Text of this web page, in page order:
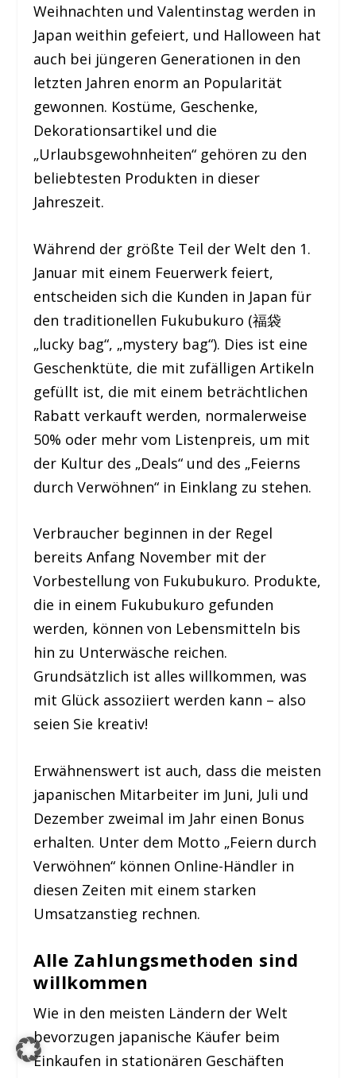
Weihnachten und Valentinstag werden in
Japan weithin gefeiert, und Halloween hat
auch bei jüngeren Generationen in den
letzten Jahren enorm an Popularität
gewonnen. Kostüme, Geschenke,
Dekorationsartikel und die
„Urlaubsgewohnheiten“ gehören zu den
beliebtesten Produkten in dieser
Jahreszeit.
Während der größte Teil der Welt den 1.
Januar mit einem Feuerwerk feiert,
entscheiden sich die Kunden in Japan für
den traditionellen Fukubukuro (福袋
„lucky bag“, „mystery bag“). Dies ist eine
Geschenktüte, die mit zufälligen Artikeln
gefüllt ist, die mit einem beträchtlichen
Rabatt verkauft werden, normalerweise
50% oder mehr vom Listenpreis, um mit
der Kultur des „Deals“ und des „Feierns
durch Verwöhnen“ in Einklang zu stehen.
Verbraucher beginnen in der Regel
bereits Anfang November mit der
Vorbestellung von Fukubukuro. Produkte,
die in einem Fukubukuro gefunden
werden, können von Lebensmitteln bis
hin zu Unterwäsche reichen.
Grundsätzlich ist alles willkommen, was
mit Glück assoziiert werden kann – also
seien Sie kreativ!
Erwähnenswert ist auch, dass die meisten
japanischen Mitarbeiter im Juni, Juli und
Dezember zweimal im Jahr einen Bonus
erhalten. Unter dem Motto „Feiern durch
Verwöhnen“ können Online-Händler in
diesen Zeiten mit einem starken
Umsatzanstieg rechnen.
Alle Zahlungsmethoden sind
willkommen
Wie in den meisten Ländern der Welt
bevorzugen japanische Käufer beim
Einkaufen in stationären Geschäften